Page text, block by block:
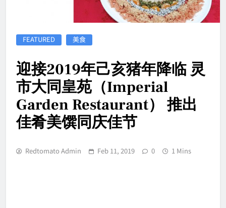
FEATURED 美食
迎接2019年己亥猪年降临 灵
市大同皇苑（Imperial
Garden Restaurant） 推出
佳肴美馔同庆佳节
Redtomato Admin Feb 11, 2019 0 1 Mins